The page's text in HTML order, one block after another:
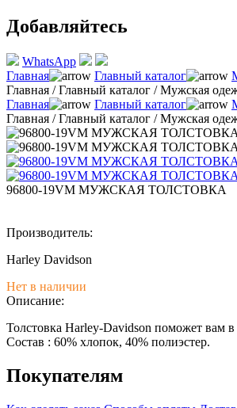
Добавляйтесь
WhatsApp
Главная
Главный каталог
Главная /Главный каталог /Мужская
Главная
Главный каталог
Главная /Главный каталог /Мужская
96800-19VM МУЖСКАЯ ТОЛСТОВКА
Производитель:
Harley Davidson
Нет в наличии
Описание:
Толстовка Harley-Davidson поможет вам
Состав : 60% хлопок, 40% полиэстер.
Покупателям